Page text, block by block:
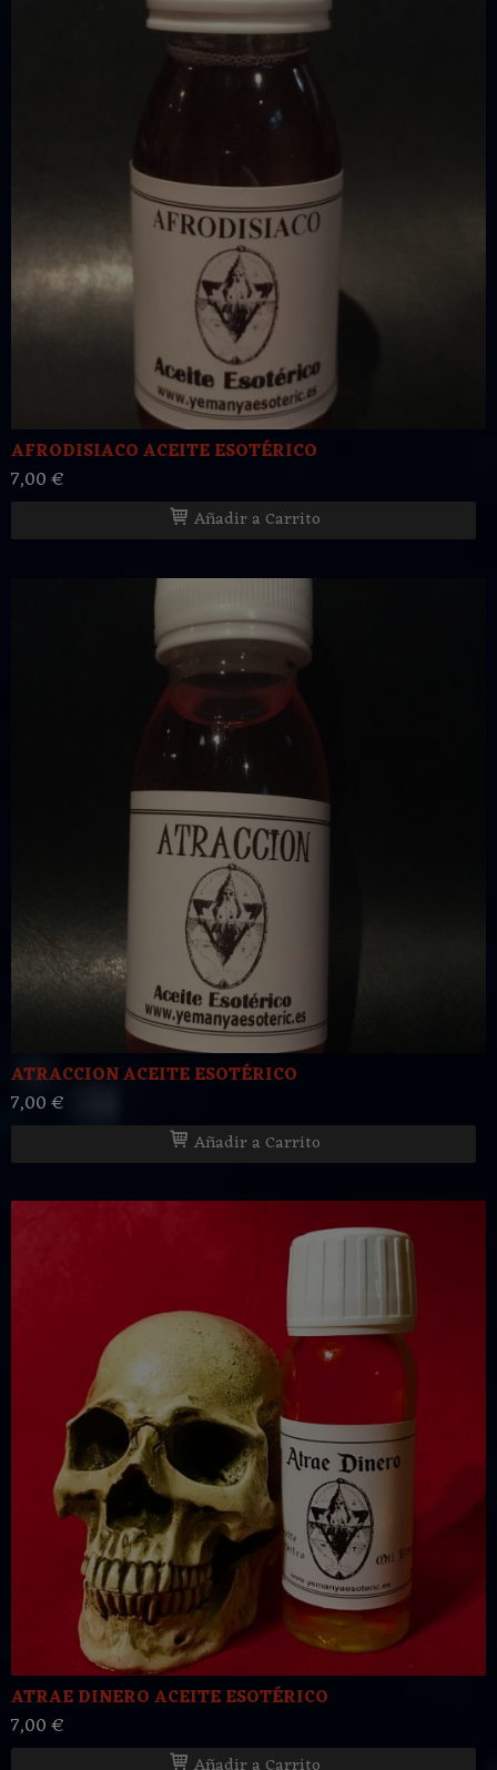
AFRODISIACO ACEITE ESOTÉRICO
7,00 €
Añadir a Carrito
ATRACCION ACEITE ESOTÉRICO
7,00 €
Añadir a Carrito
ATRAE DINERO ACEITE ESOTÉRICO
7,00 €